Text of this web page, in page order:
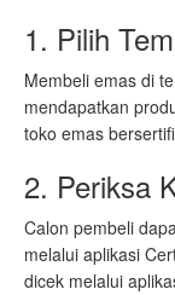
1. Pilih
Membeli emas di
mendapatkan
toko emas
2. Periksa
Calon pembeli
melalui aplikasi
dicek melalui